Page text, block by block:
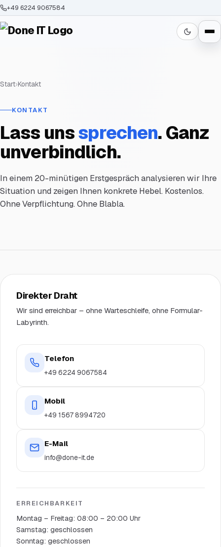
+49 6224 9067584
Start›Kontakt
KONTAKT
Lass unssprechen. Ganz
unverbindlich.
In einem 20-minütigen Erstgespräch analysieren wir Ihre
Situation und zeigen Ihnen konkrete Hebel. Kostenlos.
Ohne Verpflichtung. Ohne Blabla.
Direkter Draht
Wir sind erreichbar – ohne Warteschleife, ohne Formular-
Labyrinth.
Telefon
+49 6224 9067584
Mobil
+49 1567 8994720
E-Mail
info@done-it.de
ERREICHBARKEIT
Montag – Freitag: 08:00 – 20:00 Uhr
Samstag: geschlossen
Sonntag: geschlossen